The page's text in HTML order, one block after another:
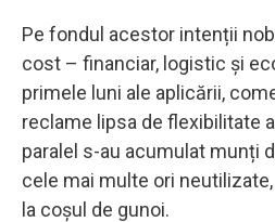
Pe fondul acestor intenții
cost – financiar, logistic și
primele luni ale aplicării,
reclame lipsa de flexibilitate
paralel s-au acumulat munți
cele mai multe ori
la coșul de gunoi.